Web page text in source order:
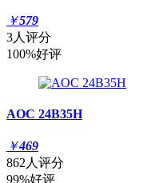
￥579
3人评分
100%好评
AOC 24B35H
￥469
862人评分
99%好评